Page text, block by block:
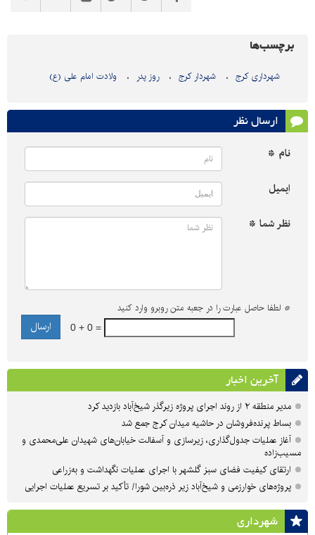
برچسب‌ها
شهرداری کرج شهردار کرج روز پدر ولادت امام علی (ع)
ارسال نظر
نام *
ایمیل
نظر شما *
* لطفا حاصل عبارت را در جعبه متن روبرو وارد کنید
0 + 0 =
آخرین اخبار
مدیر منطقه ۲ از روند اجرای پروژه زیرگذر شیخ‌آباد بازدید کرد
بساط پرنده‌فروشان در حاشیه میدان کرج جمع شد
آغاز عملیات جدول‌گذاری، زیرسازی و آسفالت خیابان‌های شهیدان علی‌محمدی و
مسیب‌زاده
ارتقای کیفیت فضای سبز گلشهر با اجرای عملیات نگهداشت و به‌زراعی
پروژه‌های خوارزمی و شیخ‌آباد زیر ذره‌بین شورا/ تأکید بر تسریع عملیات اجرایی
شهرداری